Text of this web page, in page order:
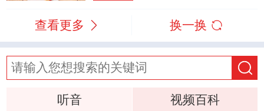
查看更多 换一换
听音
视频百科